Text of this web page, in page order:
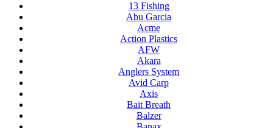
13 Fishing
Abu Garcia
Acme
Action Plastics
AFW
Akara
Anglers System
Avid Carp
Axis
Bait Breath
Balzer